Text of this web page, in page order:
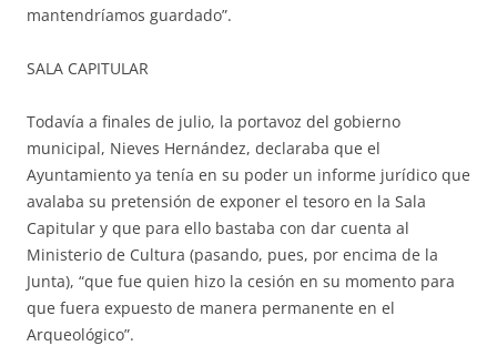
mantendríamos guardado”.
SALA CAPITULAR
Todavía a finales de julio, la portavoz del gobierno
municipal, Nieves Hernández, declaraba que el
Ayuntamiento ya tenía en su poder un informe jurídico que
avalaba su pretensión de exponer el tesoro en la Sala
Capitular y que para ello bastaba con dar cuenta al
Ministerio de Cultura (pasando, pues, por encima de la
Junta), “que fue quien hizo la cesión en su momento para
que fuera expuesto de manera permanente en el
Arqueológico”.